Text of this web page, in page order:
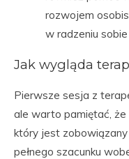
rozwojem
w radzeniu
Jak wygląda
Pierwsze sesja z
ale warto pamiętać,
który jest
pełnego szacunku